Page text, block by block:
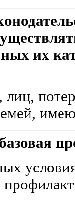
их
базовая